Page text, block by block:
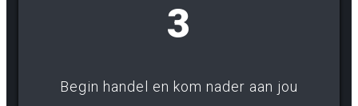
3
Begin handel en kom nader aan jou